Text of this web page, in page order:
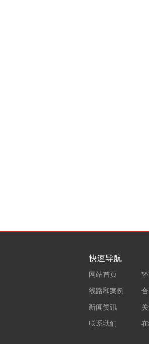
快速导航
网站首页
线路和案例
新闻资讯
联系我们